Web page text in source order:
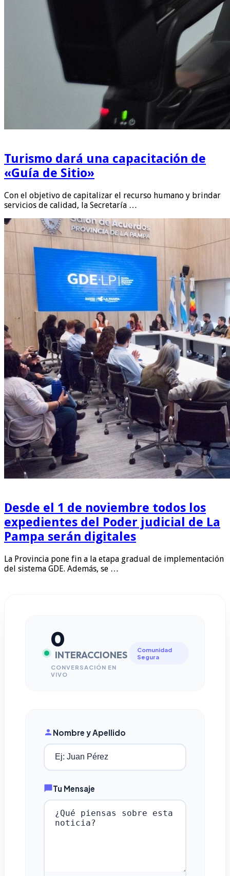
Turismo dará una capacitación de
«Guía de Sitio»
Con el objetivo de capitalizar el recurso humano y brindar
servicios de calidad, la Secretaría …
Desde el 1 de noviembre todos los
expedientes del Poder judicial de La
Pampa serán digitales
La Provincia pone fin a la etapa gradual de implementación
del sistema GDE. Además, se …
0
INTERACCIONES
CONVERSACIÓN EN
VIVO
Comunidad
Segura
Nombre y Apellido
Tu Mensaje